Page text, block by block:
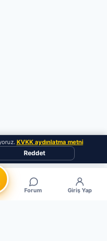
Forum Giriş Yap
KVKK aydınlatma metni
Reddet